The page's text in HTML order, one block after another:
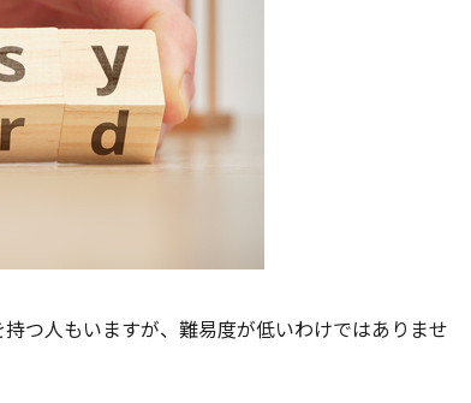
つ人もいますが、難易度が低いわけではありませ